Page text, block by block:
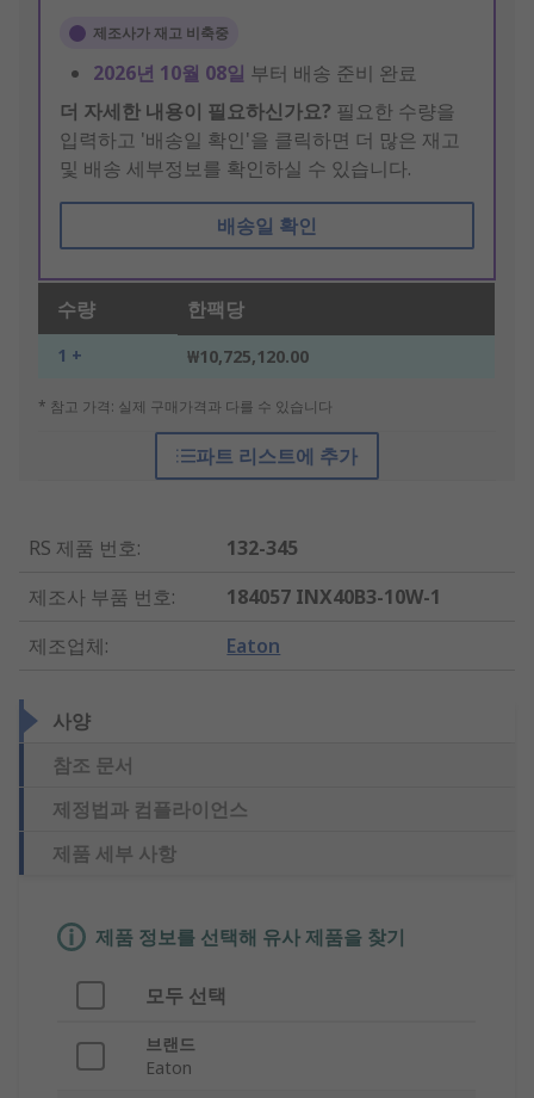
제조사가 재고 비축중
2026년 10월 08일 부터 배송 준비 완료
더 자세한 내용이 필요하신가요? 필요한 수량을
입력하고 '배송일 확인'을 클릭하면 더 많은 재고
및 배송 세부정보를 확인하실 수 있습니다.
배송일 확인
수량 한팩당
1 + ₩10,725,120.00
* 참고 가격: 실제 구매가격과 다를 수 있습니다
파트 리스트에 추가
RS 제품 번호:
132-345
제조사 부품 번호:
184057 INX40B3-10W-1
제조업체: Eaton
사양
참조 문서
제정법과 컴플라이언스
제품 세부 사항
제품 정보를 선택해 유사 제품을 찾기
모두 선택
브랜드
Eaton